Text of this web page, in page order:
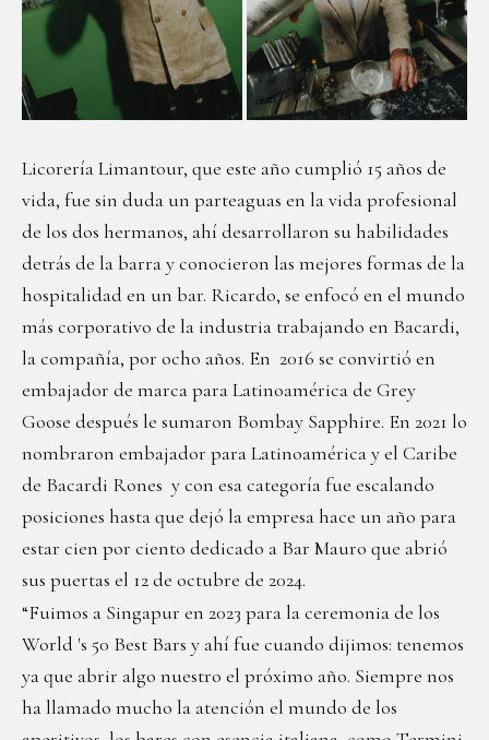
Licorería Limantour, que este año cumplió 15 años de
vida, fue sin duda un parteaguas en la vida profesional
de los dos hermanos, ahí desarrollaron su habilidades
detrás de la barra y conocieron las mejores formas de la
hospitalidad en un bar. Ricardo, se enfocó en el mundo
más corporativo de la industria trabajando en Bacardi,
la compañía, por ocho años. En 2016 se convirtió en
embajador de marca para Latinoamérica de Grey
Goose después le sumaron Bombay Sapphire. En 2021 lo
nombraron embajador para Latinoamérica y el Caribe
de Bacardi Rones y con esa categoría fue escalando
posiciones hasta que dejó la empresa hace un año para
estar cien por ciento dedicado a Bar Mauro que abrió
sus puertas el 12 de octubre de 2024.
“Fuimos a Singapur en 2023 para la ceremonia de los
World 's 50 Best Bars y ahí fue cuando dijimos: tenemos
ya que abrir algo nuestro el próximo año. Siempre nos
ha llamado mucho la atención el mundo de los